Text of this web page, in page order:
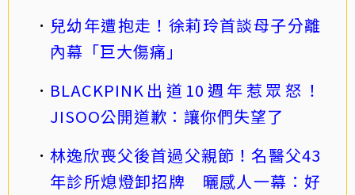
兒幼年遭抱走！徐莉玲首談母子分離
內幕「巨大傷痛」
BLACKPINK出道10週年惹眾怒！
JISOO公開道歉：讓你們失望了
林逸欣喪父後首過父親節！名醫父43
年診所熄燈卸招牌 曬感人一幕：好